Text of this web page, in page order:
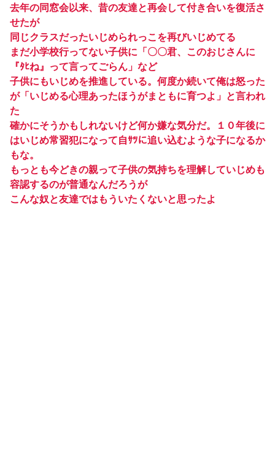
去年の同窓会以来、昔の友達と再会して付き合いを復活さ
せたが
同じクラスだったいじめられっこを再びいじめてる
まだ小学校行ってない子供に「〇〇君、このおじさんに
『ﾀﾋね』って言ってごらん」など
子供にもいじめを推進している。何度か続いて俺は怒った
が「いじめる心理あったほうがまともに育つよ」と言われ
た
確かにそうかもしれないけど何か嫌な気分だ。１０年後に
はいじめ常習犯になって自ｻﾂに追い込むような子になるか
もな。
もっとも今どきの親って子供の気持ちを理解していじめも
容認するのが普通なんだろうが
こんな奴と友達ではもういたくないと思ったよ